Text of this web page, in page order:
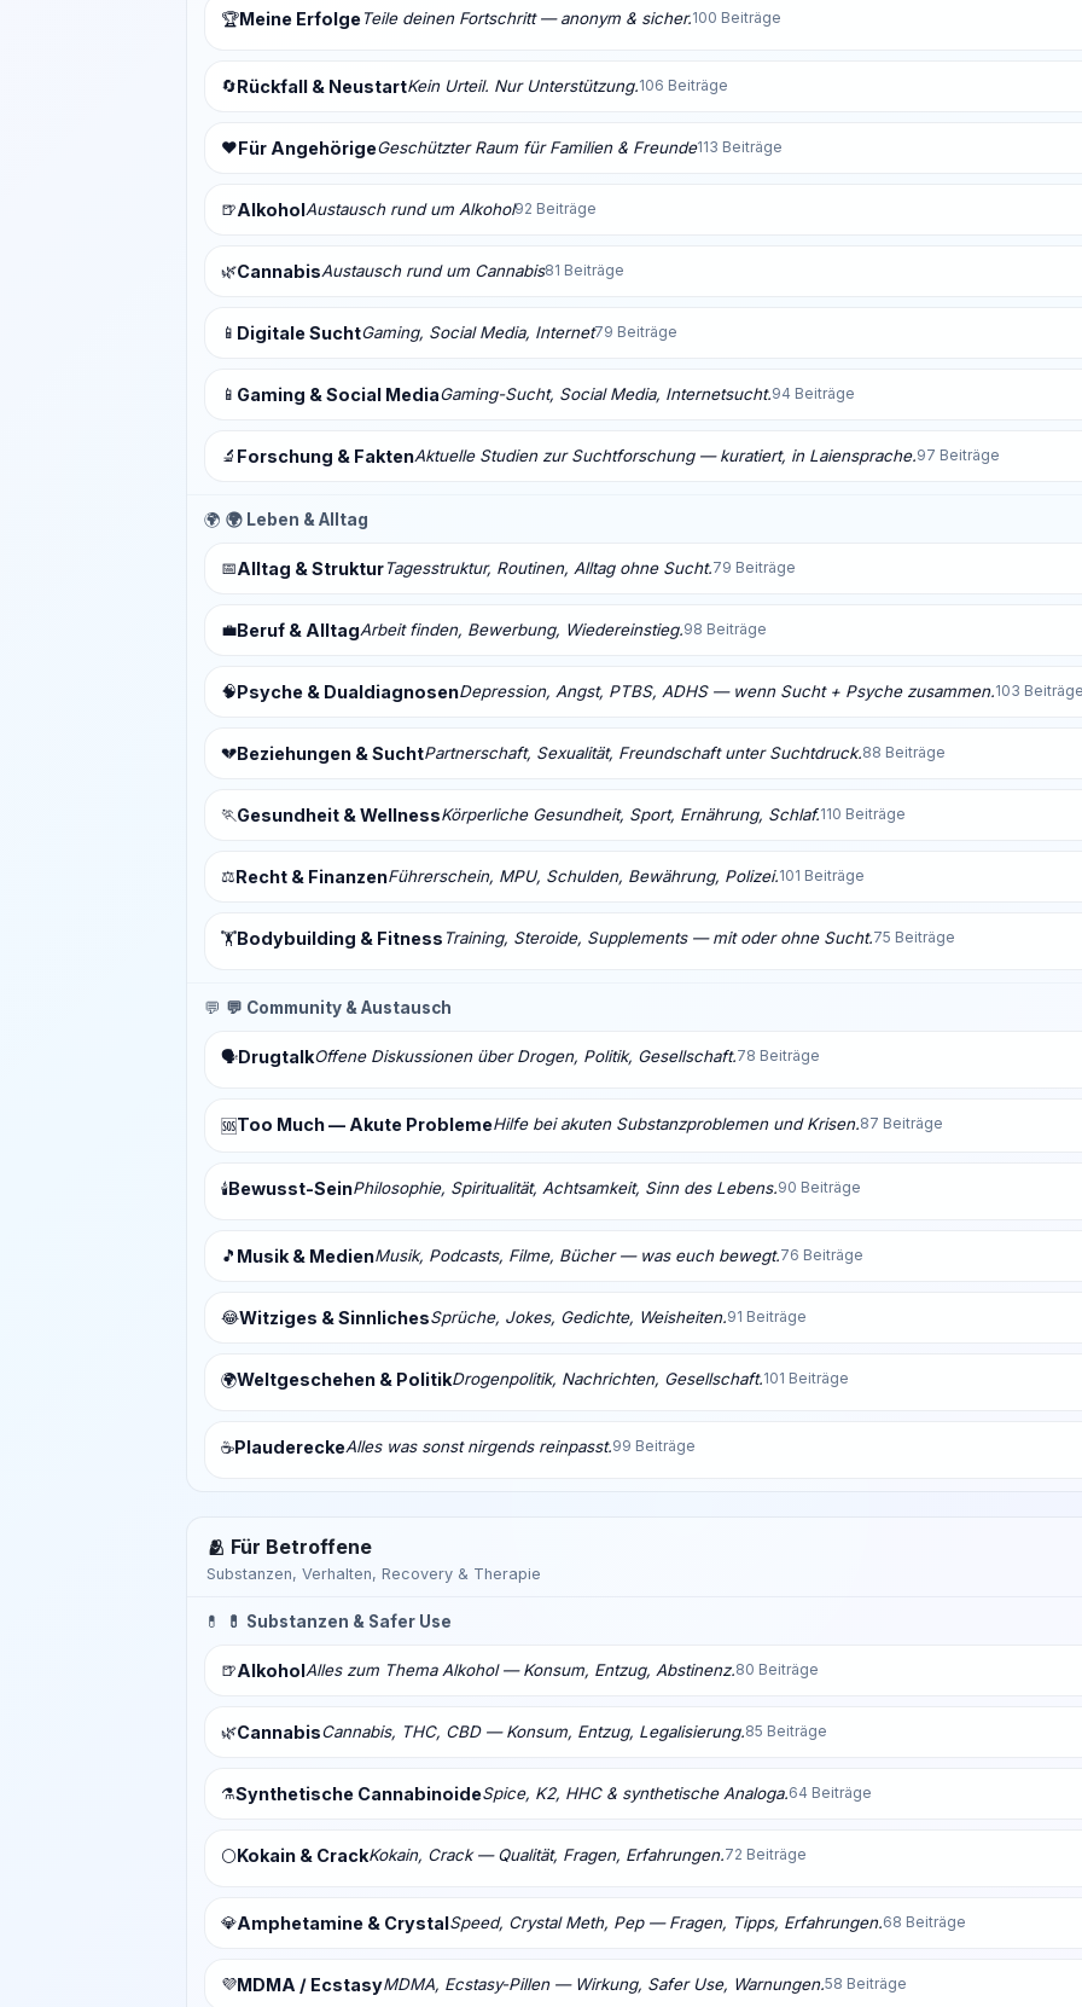
🏆Meine ErfolgeTeile deinen Fortschritt — anonym & sicher.100 Beiträge
🔄Rückfall & NeustartKein Urteil. Nur Unterstützung.106 Beiträge
❤️Für AngehörigeGeschützter Raum für Familien & Freunde113 Beiträge
🍺AlkoholAustausch rund um Alkohol92 Beiträge
🌿CannabisAustausch rund um Cannabis81 Beiträge
📱 Digitale SuchtGaming, Social Media, Internet79 Beiträge
📱 Gaming & Social MediaGaming-Sucht, Social Media, Internetsucht.94 Beiträge
🔬 Forschung & FaktenAktuelle Studien zur Suchtforschung — kuratiert, in Laiensprache.97 Beiträge
🌍 🌍 Leben & Alltag
📅Alltag & StrukturTagesstruktur, Routinen, Alltag ohne Sucht.79 Beiträge
💼Beruf & AlltagArbeit finden, Bewerbung, Wiedereinstieg.98 Beiträge
🧠Psyche & DualdiagnosenDepression, Angst, PTBS, ADHS — wenn Sucht + Psyche zusammen.103
💔Beziehungen & SuchtPartnerschaft, Sexualität, Freundschaft unter Suchtdruck.88 Beiträge
🏃Gesundheit & WellnessKörperliche Gesundheit, Sport, Ernährung, Schlaf.110 Beiträge
⚖️Recht & FinanzenFührerschein, MPU, Schulden, Bewährung, Polizei.101 Beiträge
🏋️Bodybuilding & Fitness Training, Steroide, Supplements — mit oder ohne Sucht.75 Beiträge
💬 💬 Community & Austausch
🗣️DrugtalkOffene Diskussionen über Drogen, Politik, Gesellschaft.78 Beiträge
🆘Too Much — Akute ProblemeHilfe bei akuten Substanzproblemen und Krisen.87 Beiträge
🕯️Bewusst-SeinPhilosophie, Spiritualität, Achtsamkeit, Sinn des Lebens.90 Beiträge
🎵 Musik & MedienMusik, Podcasts, Filme, Bücher — was euch bewegt.76 Beiträge
😂Witziges & SinnlichesSprüche, Jokes, Gedichte, Weisheiten.91 Beiträge
🌍Weltgeschehen & PolitikDrogenpolitik, Nachrichten, Gesellschaft.101 Beiträge
☕PlaudereckeAlles was sonst nirgends reinpasst.99 Beiträge
🫂 Für Betroffene
Substanzen, Verhalten, Recovery & Therapie
💊 💊 Substanzen & Safer Use
🍺AlkoholAlles zum Thema Alkohol — Konsum, Entzug, Abstinenz.80 Beiträge
🌿CannabisCannabis, THC, CBD — Konsum, Entzug, Legalisierung.85 Beiträge
⚗️Synthetische CannabinoideSpice, K2, HHC & synthetische Analoga.64 Beiträge
⚪Kokain & CrackKokain, Crack — Qualität, Fragen, Erfahrungen.72 Beiträge
💎Amphetamine & CrystalSpeed, Crystal Meth, Pep — Fragen, Tipps, Erfahrungen.68 Beiträge
💜MDMA / EcstasyMDMA, Ecstasy-Pillen — Wirkung, Safer Use, Warnungen.58 Beiträge